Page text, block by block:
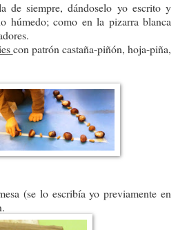
de siempre, dándoselo yo escrito y
húmedo; como en la pizarra blanca
con patrón castaña-piñón, hoja-piña,
(se lo escribía yo previamente en